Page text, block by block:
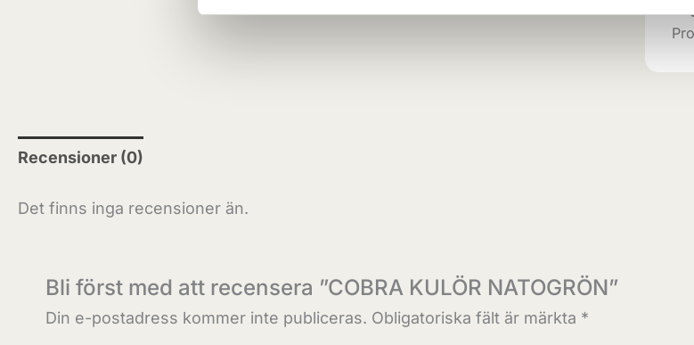
Recensioner (0)
Det finns inga recensioner än.
Bli först med att recensera ”COBRA KULÖR NATOGRÖN”
Din e-postadress kommer inte publiceras. Obligatoriska fält är märkta *